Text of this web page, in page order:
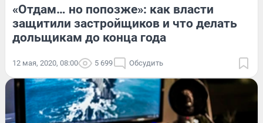
«Отдам… но попозже»: как власти
защитили застройщиков и что делать
дольщикам до конца года
12 мая, 2020, 08:00 5 699 Обсудить